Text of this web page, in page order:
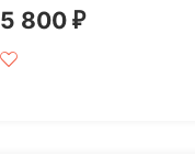
5 800 ₽